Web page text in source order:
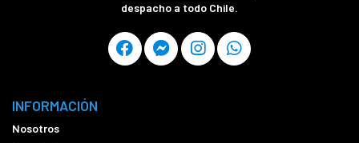
despacho a todo Chile.
INFORMACIÓN
Nosotros